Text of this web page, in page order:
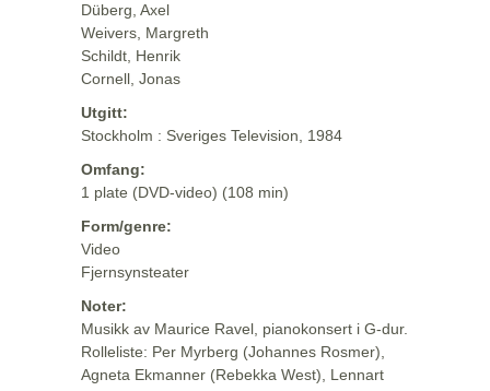
Düberg, Axel
Weivers, Margreth
Schildt, Henrik
Cornell, Jonas
Utgitt:
Stockholm : Sveriges Television, 1984
Omfang:
1 plate (DVD-video) (108 min)
Form/genre:
Video
Fjernsynsteater
Noter:
Musikk av Maurice Ravel, pianokonsert i G-dur.
Rolleliste: Per Myrberg (Johannes Rosmer),
Agneta Ekmanner (Rebekka West), Lennart